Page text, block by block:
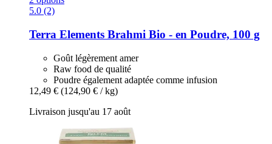
5.0 (2)
Terra Elements Brahmi Bio -​ en Poudre, 100 g
Goût légèrement amer
Raw food de qualité
Poudre également adaptée comme infusion
12,49 € (124,90 € / kg)
Livraison jusqu'au 17 août